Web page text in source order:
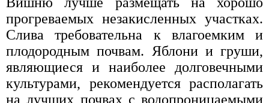
прогреваемых незакисленных участках.
Слива требовательна к влагоемким и
плодородным почвам. Яблони и груши,
являющиеся и наиболее долговечными
культурами, рекомендуется располагать
на лучших почвах с водопроницаемыми